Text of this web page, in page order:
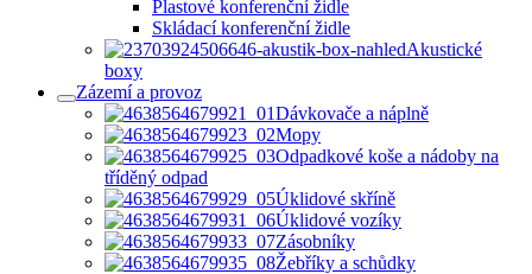
Plastové konferenční židle
Skládací konferenční židle
Akustické
boxy
Zázemí a provoz
Dávkovače a náplně
Mopy
Odpadkové koše a nádoby na
tříděný odpad
Úklidové skříně
Úklidové vozíky
Zásobníky
Žebříky a schůdky